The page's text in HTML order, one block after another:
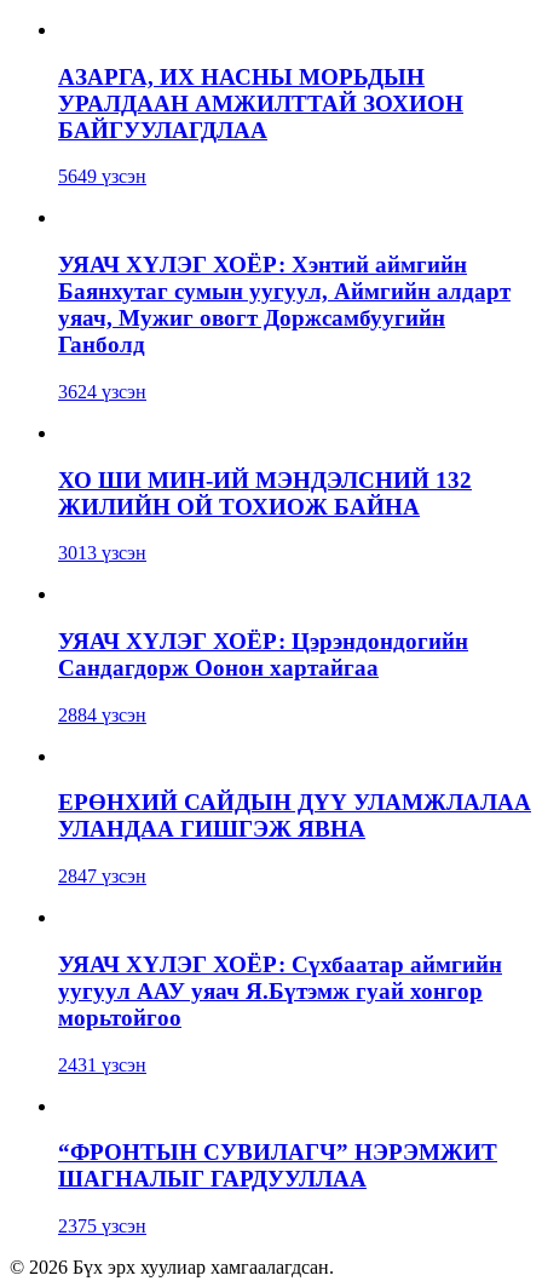
АЗАРГА, ИХ НАСНЫ МОРЬДЫН
УРАЛДААН АМЖИЛТТАЙ ЗОХИОН
БАЙГУУЛАГДЛАА
5649 үзсэн
УЯАЧ ХҮЛЭГ ХОЁР: Хэнтий аймгийн
Баянхутаг сумын уугуул, Аймгийн алдарт
уяач, Мужиг овогт Доржсамбуугийн
Ганболд
3624 үзсэн
ХО ШИ МИН-ИЙ МЭНДЭЛСНИЙ 132
ЖИЛИЙН ОЙ ТОХИОЖ БАЙНА
3013 үзсэн
УЯАЧ ХҮЛЭГ ХОЁР: Цэрэндондогийн
Сандагдорж Оонон хартайгаа
2884 үзсэн
ЕРӨНХИЙ САЙДЫН ДҮҮ УЛАМЖЛАЛАА
УЛАНДАА ГИШГЭЖ ЯВНА
2847 үзсэн
УЯАЧ ХҮЛЭГ ХОЁР: Сүхбаатар аймгийн
уугуул ААУ уяач Я.Бүтэмж гуай хонгор
морьтойгоо
2431 үзсэн
“ФРОНТЫН СУВИЛАГЧ” НЭРЭМЖИТ
ШАГНАЛЫГ ГАРДУУЛЛАА
2375 үзсэн
© 2026 Бүх эрх хуулиар хамгаалагдсан.